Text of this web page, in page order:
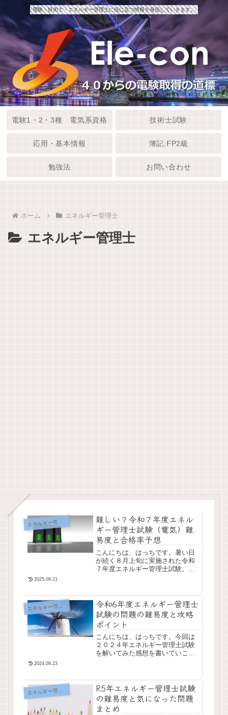
電験・技術士・エネルギー管理士に役に立つ情報を発信していきます。
電験1・2・3種 電気系資格 技術士試験
応用・基本情報 簿記,FP2級
勉強法 お問い合わせ
ホーム エネルギー管理士
エネルギー管理士
エ
ネルギー管理士
難しい？令和７年度エネル
ギー管理士試験（電気）難
易度と合格率予想
こんにちは、はっちです。暑い日
が続く８月上旬に実施された令和
７年度エネルギー管理士試験。朝
題の掲載と標準解答が...
2025.09.21
エ
ネルギー管理士
令和6年度エネルギー管理士
試験の問題の難易度と攻略
ポイント
こんにちは、はっちです。今回は
２０２４年エネルギー管理士試験
を解いてみた感想を書いていこう
が違います。落ち着い...
2024.09.23
エ
ネルギー管理士
R5年エネルギー管理士試験
の難易度と気になった問題
まとめ